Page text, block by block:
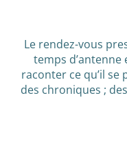
Le rendez-vous
temps
raconter ce qu’il se
des chroniques ;